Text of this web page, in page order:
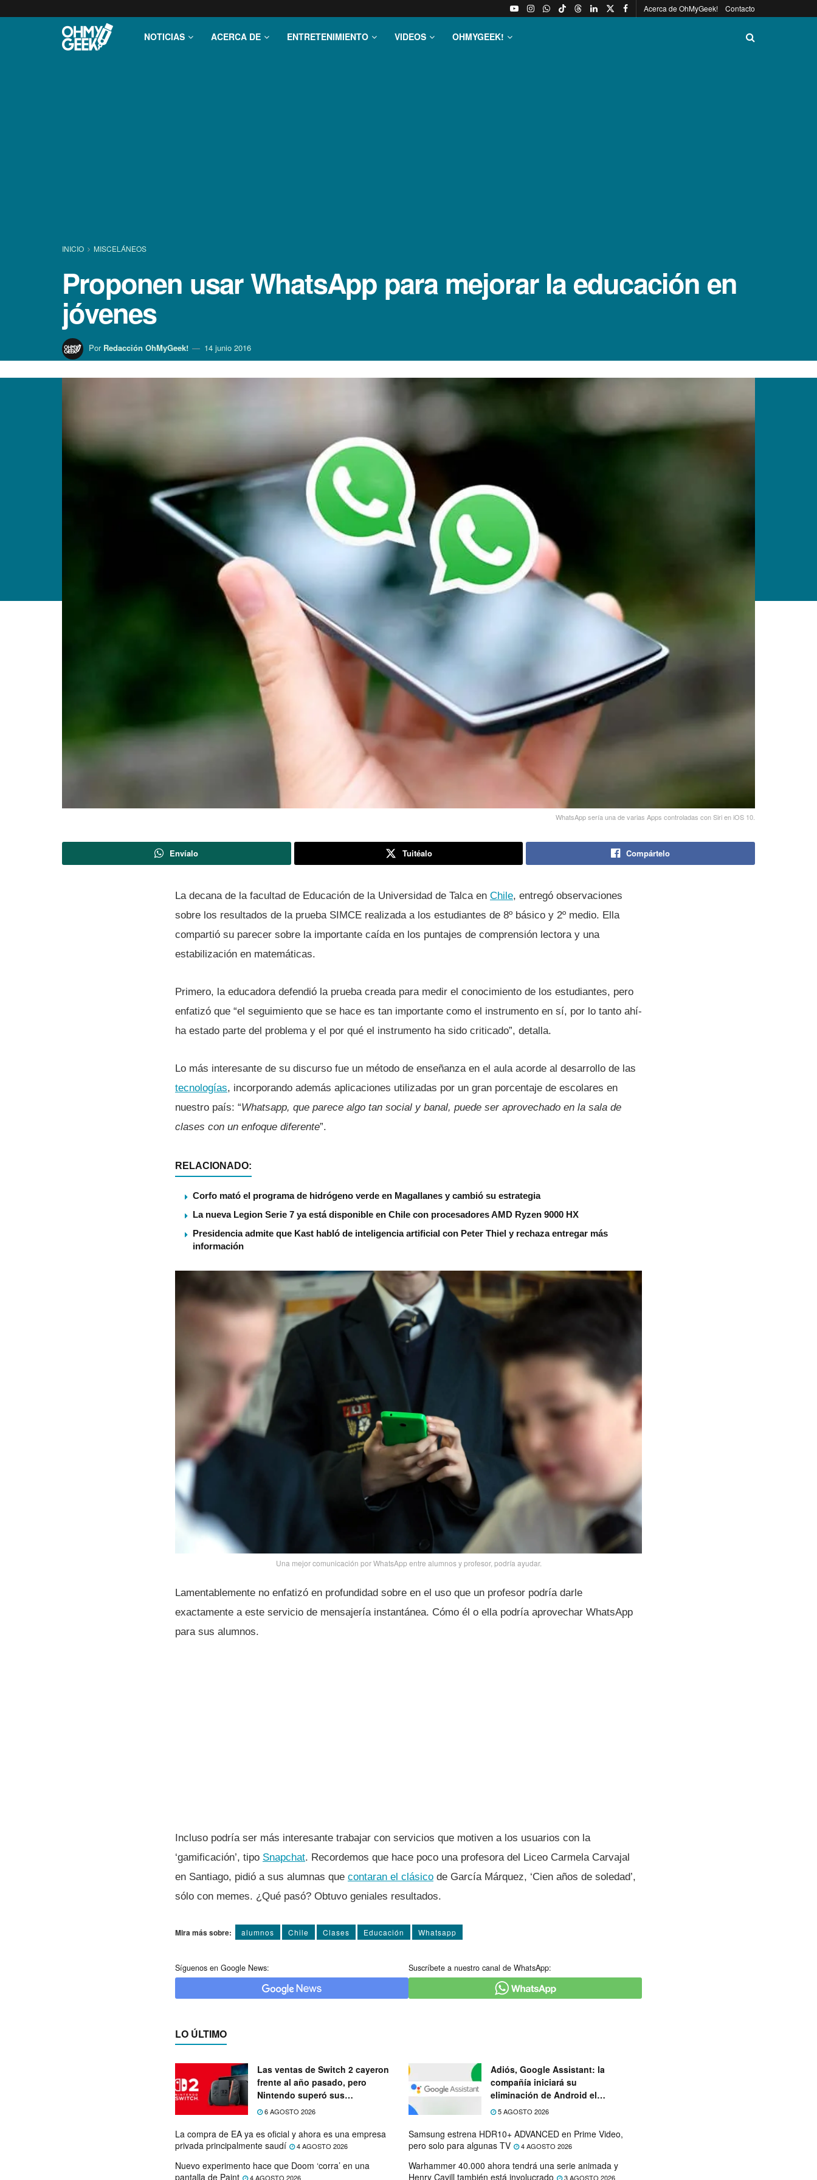
Acerca de OhMyGeek! Contacto
NOTICIAS ACERCA DE ENTRETENIMIENTO VIDEOS OHMYGEEK!
INICIO MISCELÁNEOS
Proponen usar WhatsApp para mejorar la educación en
jóvenes
Por Redacción OhMyGeek! 14 junio 2016
WhatsApp serí­a una de varias Apps controladas con Siri en iOS 10.
Envíalo Tuitéalo Compártelo
La decana de la facultad de Educación de la Universidad de Talca en Chile, entregó observaciones
sobre los resultados de la prueba SIMCE realizada a los estudiantes de 8º básico y 2º medio. Ella
compartió su parecer sobre la importante caí­da en los puntajes de comprensión lectora y una
estabilización en matemáticas.
Primero, la educadora defendió la prueba creada para medir el conocimiento de los estudiantes, pero
enfatizó que “el seguimiento que se hace es tan importante como el instrumento en sí­, por lo tanto ahí­
ha estado parte del problema y el por qué el instrumento ha sido criticado”, detalla.
Lo más interesante de su discurso fue un método de enseñanza en el aula acorde al desarrollo de las
tecnologí­as, incorporando además aplicaciones utilizadas por un gran porcentaje de escolares en
nuestro paí­s: “Whatsapp, que parece algo tan social y banal, puede ser aprovechado en la sala de
clases con un enfoque diferente”.
RELACIONADO:
Corfo mató el programa de hidrógeno verde en Magallanes y cambió su estrategia
La nueva Legion Serie 7 ya está disponible en Chile con procesadores AMD Ryzen 9000 HX
Presidencia admite que Kast habló de inteligencia artificial con Peter Thiel y rechaza entregar más
información
Una mejor comunicación por WhatsApp entre alumnos y profesor, podrí­a ayudar.
Lamentablemente no enfatizó en profundidad sobre en el uso que un profesor podrí­a darle
exactamente a este servicio de mensajerí­a instantánea. Cómo él o ella podrí­a aprovechar WhatsApp
para sus alumnos.
Incluso podrí­a ser más interesante trabajar con servicios que motiven a los usuarios con la
‘gamificación’, tipo Snapchat. Recordemos que hace poco una profesora del Liceo Carmela Carvajal
en Santiago, pidió a sus alumnas que contaran el clásico de Garcí­a Márquez, ‘Cien años de soledad’,
sólo con memes. ¿Qué pasó? Obtuvo geniales resultados.
Mira más sobre: alumnos Chile Clases Educación Whatsapp
Síguenos en Google News: Suscríbete a nuestro canal de WhatsApp:
LO ÚLTIMO
Las ventas de Switch 2 cayeron
frente al año pasado, pero
Nintendo superó sus
expectativas
6 AGOSTO 2026
Adiós, Google Assistant: la
compañía iniciará su
eliminación de Android el
próximo mes
5 AGOSTO 2026
La compra de EA ya es oficial y ahora es una empresa
privada principalmente saudí
4 AGOSTO 2026
Samsung estrena HDR10+ ADVANCED en Prime Video,
pero solo para algunas TV
4 AGOSTO 2026
Nuevo experimento hace que Doom ‘corra’ en una
pantalla de Paint
4 AGOSTO 2026
Warhammer 40.000 ahora tendrá una serie animada y
Henry Cavill también está involucrado
3 AGOSTO 2026